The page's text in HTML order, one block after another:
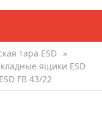
тара ESD »
ящики ESD
FB 43/22